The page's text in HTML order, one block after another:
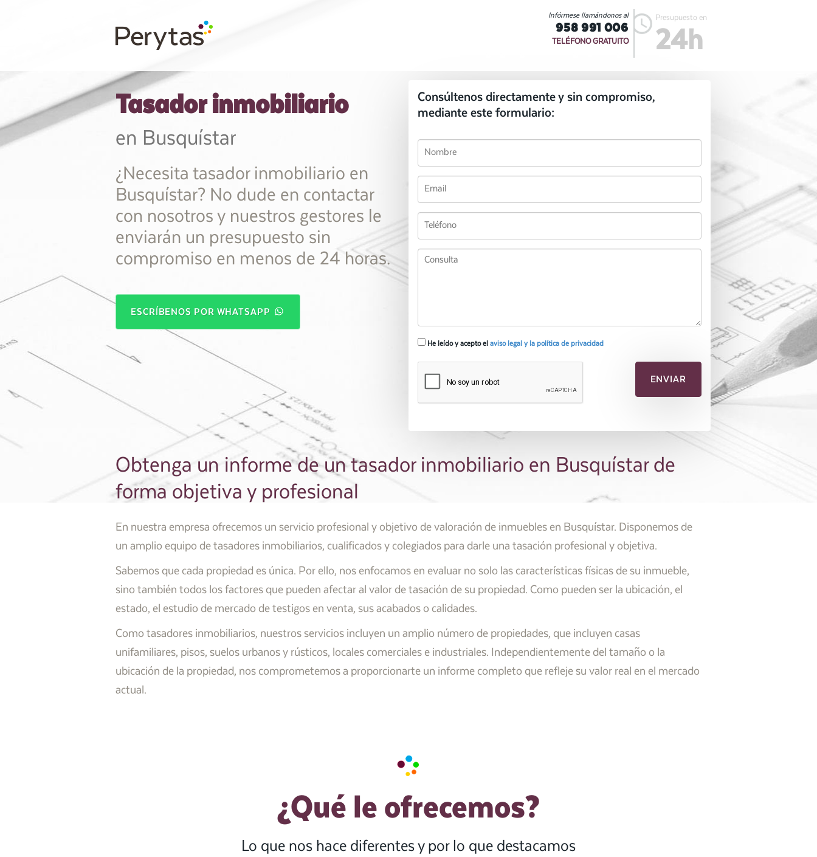
Presupuesto en
24h
Infórmese llamándonos al
958 991 006
TELÉFONO GRATUITO
Tasador inmobiliario
en Busquístar
¿Necesita tasador inmobiliario en
Busquístar? No dude en contactar
con nosotros y nuestros gestores le
enviarán un presupuesto sin
compromiso en menos de 24 horas.
ESCRÍBENOS POR WHATSAPP
Consúltenos directamente y sin compromiso,
mediante este formulario:
He leído y acepto el aviso legal y la política de privacidad
Obtenga un informe de un tasador inmobiliario en Busquístar de
forma objetiva y profesional
En nuestra empresa ofrecemos un servicio profesional y objetivo de valoración de inmuebles en Busquístar. Disponemos de
un amplio equipo de tasadores inmobiliarios, cualificados y colegiados para darle una tasación profesional y objetiva.
Sabemos que cada propiedad es única. Por ello, nos enfocamos en evaluar no solo las características físicas de su inmueble,
sino también todos los factores que pueden afectar al valor de tasación de su propiedad. Como pueden ser la ubicación, el
estado, el estudio de mercado de testigos en venta, sus acabados o calidades.
Como tasadores inmobiliarios, nuestros servicios incluyen un amplio número de propiedades, que incluyen casas
unifamiliares, pisos, suelos urbanos y rústicos, locales comerciales e industriales. Independientemente del tamaño o la
ubicación de la propiedad, nos comprometemos a proporcionarte un informe completo que refleje su valor real en el mercado
actual.
¿Qué le ofrecemos?
Lo que nos hace diferentes y por lo que destacamos